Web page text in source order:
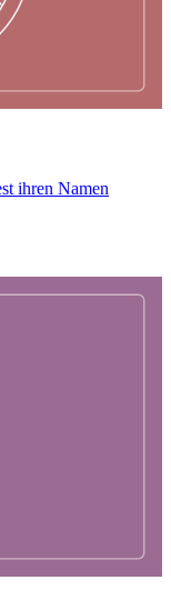
ihren Namen